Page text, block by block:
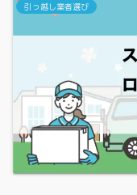
引っ越し業者選び